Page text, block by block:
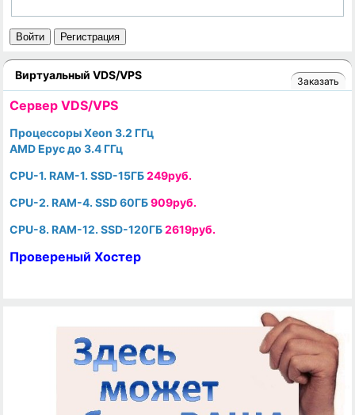
Войти Регистрация
Виртуальный VDS/VPS Заказать
Cервер VDS/VPS
Процессоры Xeon 3.2 ГГц
AMD Epyc до 3.4 ГГц
CPU-1. RAM-1. SSD-15ГБ249руб.
CPU-2. RAM-4. SSD 60ГБ909руб.
CPU-8. RAM-12. SSD-120ГБ2619руб.
Провереный Хостер